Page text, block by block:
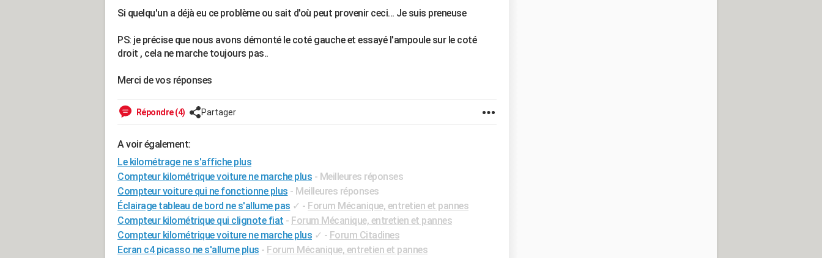
Si quelqu'un a déjà eu ce problème ou sait d'où peut provenir ceci... Je suis preneuse
PS: je précise que nous avons démonté le coté gauche et essayé l'ampoule sur le coté
droit , cela ne marche toujours pas..
Merci de vos réponses
Répondre (4) Partager
A voir également:
Le kilométrage ne s'affiche plus
Compteur kilométrique voiture ne marche plus - Meilleures réponses
Compteur voiture qui ne fonctionne plus - Meilleures réponses
Éclairage tableau de bord ne s'allume pas ✓ - Forum Mécanique, entretien et pannes
Compteur kilométrique qui clignote fiat - Forum Mécanique, entretien et pannes
Compteur kilométrique voiture ne marche plus ✓ - Forum Citadines
Ecran c4 picasso ne s'allume plus - Forum Mécanique, entretien et pannes